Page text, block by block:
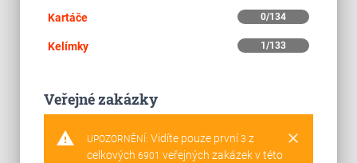
Kartáče 0/134
Kelímky 1/133
Veřejné zakázky
warning clear
UPOZORNĚNÍ: Vidíte pouze první 3 z
celkových 6901 veřejných zakázek v této